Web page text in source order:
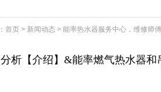
首页 > 新闻动态 > 能率热水器服务中心，维修师
析【介绍】&能率燃气热水器和